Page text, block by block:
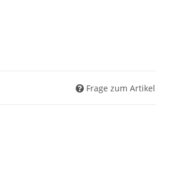
Frage zum Artikel